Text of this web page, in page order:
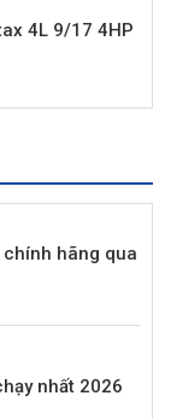
4L 9/17 4HP
chính hãng qua
nhất 2026